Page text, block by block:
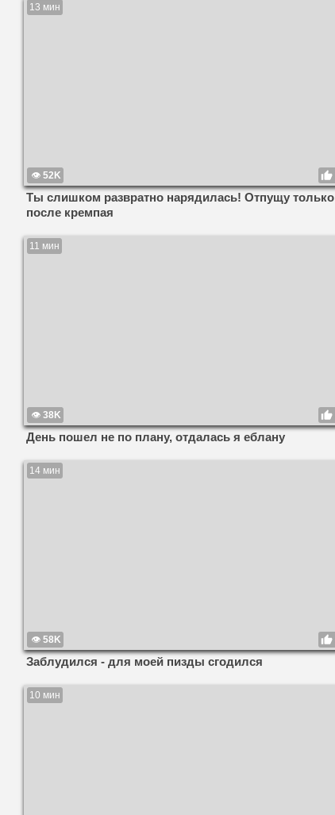
13 мин
52K
Ты слишком развратно нарядилась! Отпущу только
после кремпая
11 мин
38K
День пошел не по плану, отдалась я еблану
14 мин
58K
Заблудился - для моей пизды сгодился
10 мин